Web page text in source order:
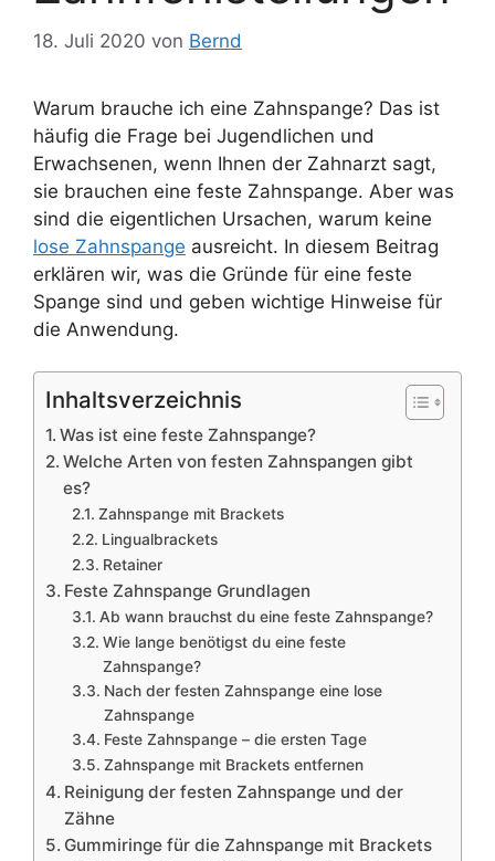
18. Juli 2020 von Bernd
Warum brauche ich eine Zahnspange? Das ist
häufig die Frage bei Jugendlichen und
Erwachsenen, wenn Ihnen der Zahnarzt sagt,
sie brauchen eine feste Zahnspange. Aber was
sind die eigentlichen Ursachen, warum keine
lose Zahnspange ausreicht. In diesem Beitrag
erklären wir, was die Gründe für eine feste
Spange sind und geben wichtige Hinweise für
die Anwendung.
Inhaltsverzeichnis
Was ist eine feste Zahnspange?
Welche Arten von festen Zahnspangen gibt
es?
Zahnspange mit Brackets
Lingualbrackets
Retainer
Feste Zahnspange Grundlagen
Ab wann brauchst du eine feste Zahnspange?
Wie lange benötigst du eine feste
Zahnspange?
Nach der festen Zahnspange eine lose
Zahnspange
Feste Zahnspange – die ersten Tage
Zahnspange mit Brackets entfernen
Reinigung der festen Zahnspange und der
Zähne
Gummiringe für die Zahnspange mit Brackets